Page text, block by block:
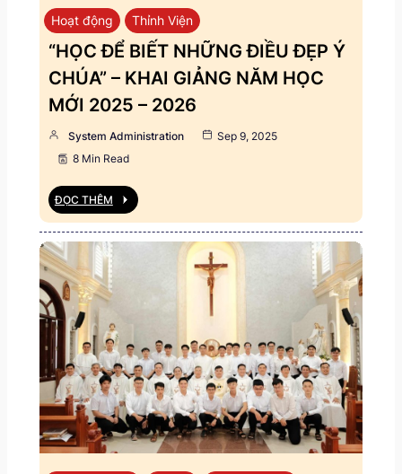
Hoạt động Thỉnh Viện
“HỌC ĐỂ BIẾT NHỮNG ĐIỀU ĐẸP Ý
CHÚA” – KHAI GIẢNG NĂM HỌC
MỚI 2025 – 2026
System Administration
Sep 9, 2025
8 Min Read
ĐỌC THÊM